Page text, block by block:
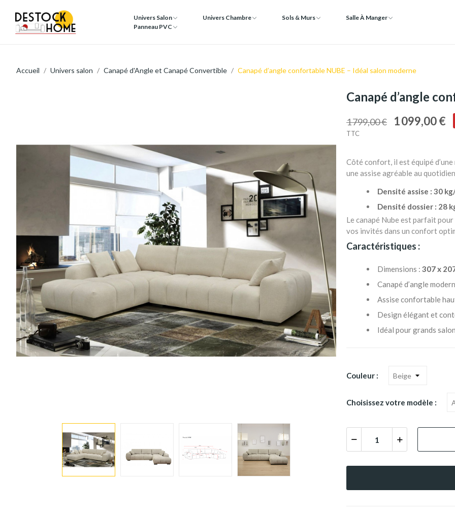
Univers Salon Univers Chambre Sols & Murs
Salle À Manger
Panneau PVC
Accueil Univers salon Canapé d'Angle et Canapé Convertible Canapé d’angle confortable NUBE – Idéal salon moderne
Canapé d’angle
1 799,00 € 1 099,00 €
TTC
Côté confort, il est équipé
une assise agréable au
Densité assise : 30 kg/
Densité dossier : 28
Le canapé Nube est parfait
vos invités dans un confort
Caractéristiques :
Dimensions : 307 x
Canapé d’angle
Assise confortable
Design élégant et
Idéal pour grands
Couleur :
Choisissez votre modèle :